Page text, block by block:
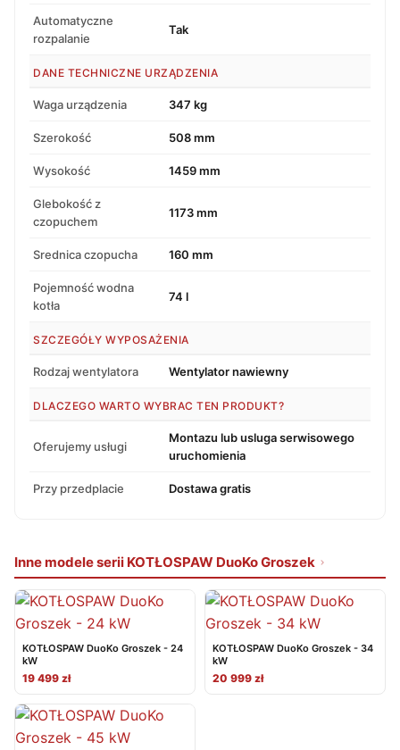
Automatyczne
rozpalanie
Tak
DANE TECHNICZNE URZĄDZENIA
Waga urządzenia 347 kg
Szerokość 508 mm
Wysokość 1459 mm
Glebokość z
czopuchem
1173 mm
Srednica czopucha 160 mm
Pojemność wodna
kotła
74 l
SZCZEGÓŁY WYPOSAŻENIA
Rodzaj wentylatora Wentylator nawiewny
DLACZEGO WARTO WYBRAC TEN PRODUKT?
Oferujemy usługi
Montazu lub usluga serwisowego
uruchomienia
Przy przedplacie Dostawa gratis
Inne modele serii KOTŁOSPAW DuoKo Groszek
KOTŁOSPAW DuoKo Groszek - 24
kW
19 499 zł
KOTŁOSPAW DuoKo Groszek - 34
kW
20 999 zł